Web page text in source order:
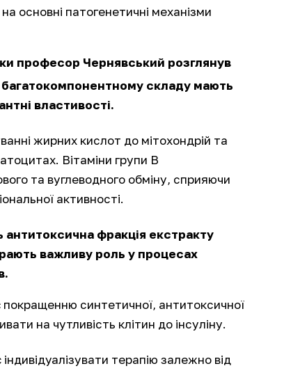
основні патогенетичні механізми
професор Чернявський розглянув
багатокомпонентному складу мають
властивості.
жирних кислот до мітохондрій та
Вітаміни групи В
та вуглеводного обміну, сприяючи
активності.
антитоксична фракція екстракту
важливу роль у процесах
синтетичної, антитоксичної
на чутливість клітин до інсуліну.
терапію залежно від